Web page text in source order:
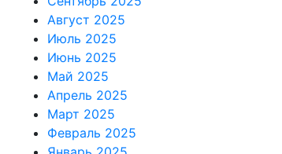
Август 2025
Июль 2025
Июнь 2025
Май 2025
Апрель 2025
Март 2025
Февраль 2025